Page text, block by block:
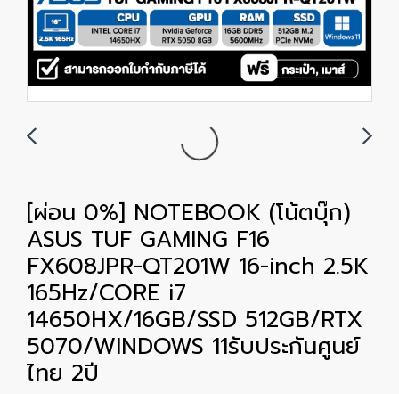
[ผ่อน 0%] NOTEBOOK (โน้ตบุ๊ก)
ASUS TUF GAMING F16
FX608JPR-QT201W 16-inch 2.5K
165Hz/CORE i7
14650HX/16GB/SSD 512GB/RTX
5070/WINDOWS 11รับประกันศูนย์
ไทย 2ปี